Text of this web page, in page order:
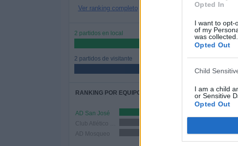
Opted In
I want to opt-
of my
was collected.
Opted Out
Child
I am a child
or Sensitive
Opted Out
Ver ranking completo
2 partidos en local
2 partidos de visitante
RANKING POR EQUIPOS
AD San José
AD Mosqueo